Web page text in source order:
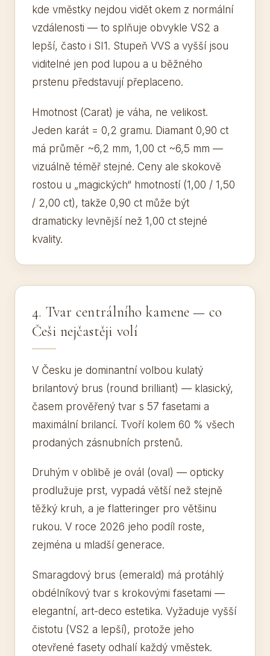
kde vměstky nejdou vidět okem z normální
vzdálenosti — to splňuje obvykle VS2 a
lepší, často i SI1. Stupeň VVS a vyšší jsou
viditelné jen pod lupou a u běžného
prstenu představují přeplaceno.
Hmotnost (Carat) je váha, ne velikost.
Jeden karát = 0,2 gramu. Diamant 0,90 ct
má průměr ~6,2 mm, 1,00 ct ~6,5 mm —
vizuálně téměř stejné. Ceny ale skokově
rostou u „magických“ hmotností (1,00 / 1,50
/ 2,00 ct), takže 0,90 ct může být
dramaticky levnější než 1,00 ct stejné
kvality.
4. Tvar centrálního kamene — co
Češi nejčastěji volí
V Česku je dominantní volbou kulatý
brilantový brus (round brilliant) — klasický,
časem prověřený tvar s 57 fasetami a
maximální brilancí. Tvoří kolem 60 % všech
prodaných zásnubních prstenů.
Druhým v oblibě je ovál (oval) — opticky
prodlužuje prst, vypadá větší než stejně
těžký kruh, a je flatteringer pro většinu
rukou. V roce 2026 jeho podíl roste,
zejména u mladší generace.
Smaragdový brus (emerald) má protáhlý
obdélníkový tvar s krokovými fasetami —
elegantní, art-deco estetika. Vyžaduje vyšší
čistotu (VS2 a lepší), protože jeho
otevřené fasety odhalí každý vměstek.